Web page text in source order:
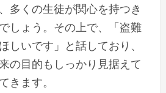
多くの生徒が関心を持つき
しょう。その上で、「盗難
しいです」と話しており、
の目的もしっかり見据えて
きます。